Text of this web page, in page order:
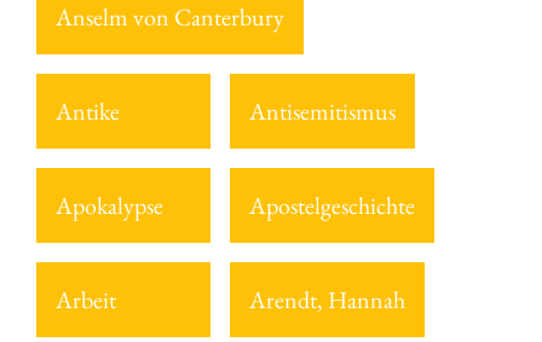
Anselm von Canterbury
Antike Antisemitismus
Apokalypse Apostelgeschichte
Arbeit Arendt, Hannah